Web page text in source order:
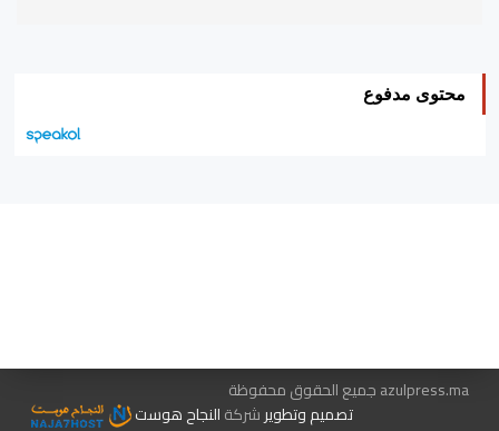
محتوى مدفوع
azulpress.ma جميع الحقوق محفوظة
تصميم وتطويرشركةالنجاح هوست